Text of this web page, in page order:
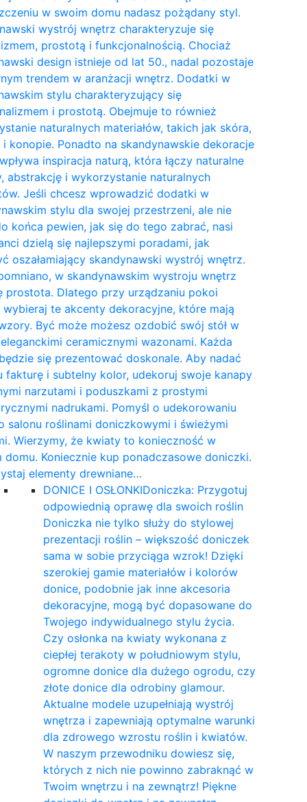
w swoim domu nadasz pożądany styl.
wystrój wnętrz charakteryzuje się
prostotą i funkcjonalnością. Chociaż
design istnieje od lat 50., nadal pozostaje
trendem w aranżacji wnętrz. Dodatki w
stylu charakteryzujący się
i prostotą. Obejmuje to również
naturalnych materiałów, takich jak skóra,
konopie. Ponadto na skandynawskie dekoracje
inspiracja naturą, która łączy naturalne
abstrakcję i wykorzystanie naturalnych
Jeśli chcesz wprowadzić dodatki w
stylu dla swojej przestrzeni, ale nie
końca pewien, jak się do tego zabrać, nasi
dzielą się najlepszymi poradami, jak
oszałamiający skandynawski wystrój wnętrz.
w skandynawskim wystroju wnętrz
prostota. Dlatego przy urządzaniu pokoi
wybieraj te akcenty dekoracyjne, które mają
Być może możesz ozdobić swój stół w
ceramicznymi wazonami. Każda
się prezentować doskonale. Aby nadać
fakturę i subtelny kolor, udekoruj swoje kanapy
narzutami i poduszkami z prostymi
nadrukami. Pomyśl o udekorowaniu
salonu roślinami doniczkowymi i świeżymi
Wierzymy, że kwiaty to konieczność w
domu. Koniecznie kup ponadczasowe doniczki.
elementy drewniane…
DONICE I OSŁONKIDoniczka: Przygotuj
odpowiednią oprawę dla swoich roślin
Doniczka nie tylko służy do stylowej
prezentacji roślin – większość doniczek
sama w sobie przyciąga wzrok! Dzięki
szerokiej gamie materiałów i kolorów
donice, podobnie jak inne akcesoria
dekoracyjne, mogą być dopasowane do
Twojego indywidualnego stylu życia.
Czy osłonka na kwiaty wykonana z
ciepłej terakoty w południowym stylu,
ogromne donice dla dużego ogrodu, czy
złote donice dla odrobiny glamour.
Aktualne modele uzupełniają wystrój
wnętrza i zapewniają optymalne warunki
dla zdrowego wzrostu roślin i kwiatów.
W naszym przewodniku dowiesz się,
których z nich nie powinno zabraknąć w
Twoim wnętrzu i na zewnątrz! Piękne